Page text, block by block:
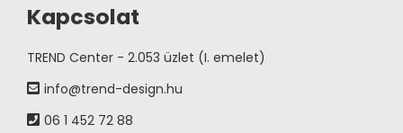
Kapcsolat
TREND Center - 2.053 üzlet (I. emelet)
info@trend-design.hu
06 1 452 72 88